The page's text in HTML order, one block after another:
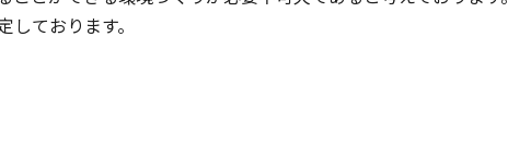
ております。